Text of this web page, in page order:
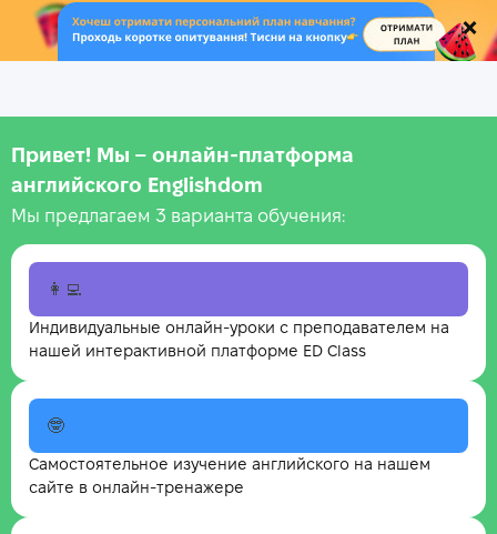
.
Привет! Мы – онлайн‑платформа
английского Englishdom
Мы предлагаем 3 варианта обучения:
👩‍💻
Индивидуальные онлайн-уроки с преподавателем на
нашей интерактивной платформе ED Class
🤓
Самостоятельное изучение английского на нашем
сайте в онлайн-тренажере